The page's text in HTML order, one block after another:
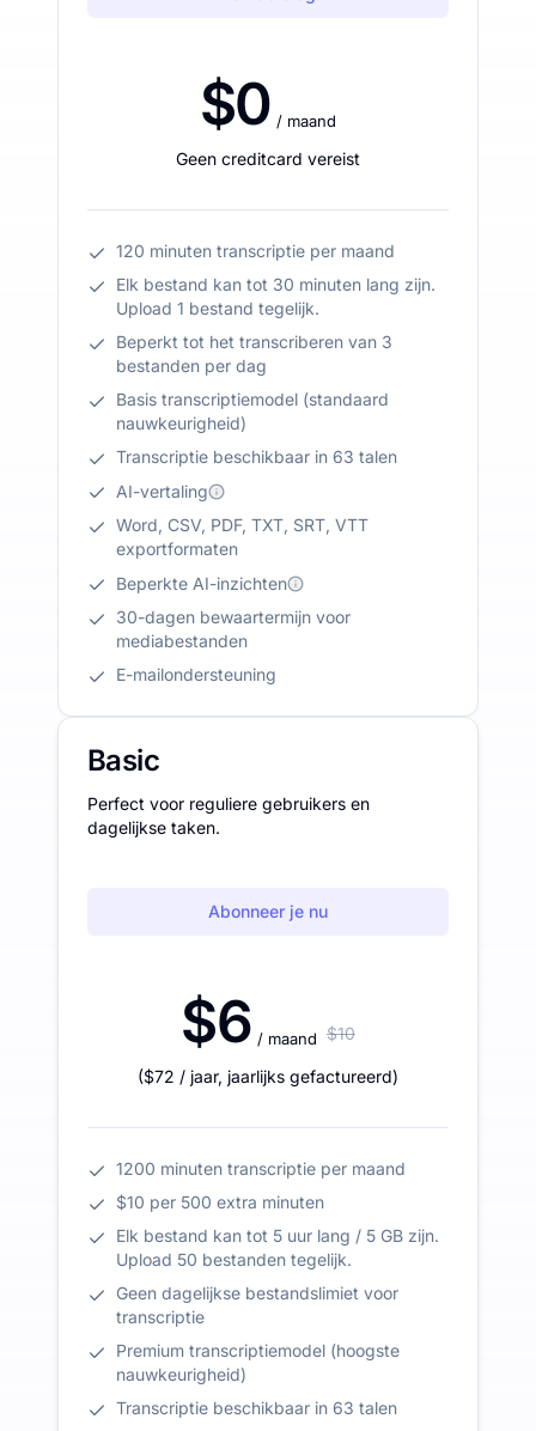
$0 / maand
Geen creditcard vereist
120 minuten transcriptie per maand
Elk bestand kan tot 30 minuten lang zijn.
Upload 1 bestand tegelijk.
Beperkt tot het transcriberen van 3
bestanden per dag
Basis transcriptiemodel (standaard
nauwkeurigheid)
Transcriptie beschikbaar in 63 talen
AI-vertaling
Word, CSV, PDF, TXT, SRT, VTT
exportformaten
Beperkte AI-inzichten
30-dagen bewaartermijn voor
mediabestanden
E-mailondersteuning
Basic
Perfect voor reguliere gebruikers en
dagelijkse taken.
Abonneer je nu
$6 / maand $10
($72 / jaar, jaarlijks gefactureerd)
1200 minuten transcriptie per maand
$10 per 500 extra minuten
Elk bestand kan tot 5 uur lang / 5 GB zijn.
Upload 50 bestanden tegelijk.
Geen dagelijkse bestandslimiet voor
transcriptie
Premium transcriptiemodel (hoogste
nauwkeurigheid)
Transcriptie beschikbaar in 63 talen